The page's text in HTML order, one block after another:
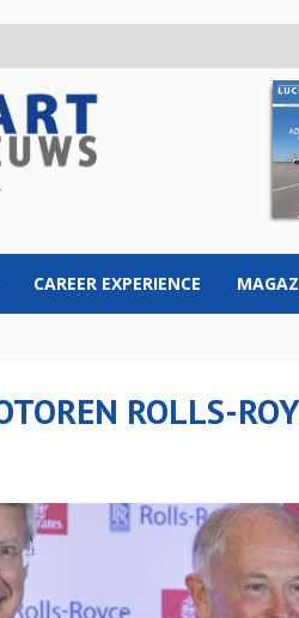
CAREER EXPERIENCE
ROLLS-